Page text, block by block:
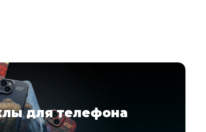
ㅤㅤㅤㅤㅤЧехлы для ㅤㅤㅤㅤㅤㅤㅤㅤㅤㅤㅤтелефона